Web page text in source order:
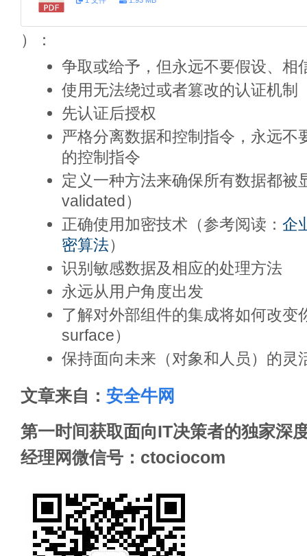
）：
争取或给予，但永远不要假设、相
使用无法绕过或者篡改的认证机制
先认证后授权
严格分离数据和控制指令，永远不
的控制指令
定义一种方法来确保所有数据都被
validated）
正确使用加密技术（参考阅读： 企
密算法）
识别敏感数据及相应的处理方法
永远从用户角度出发
了解对外部组件的集成将如何改变
surface）
保持面向未来（对象和人员）的灵
文章来自： 安全牛网
第一时间获取面向IT决策者的独家深
经理网微信号：ctociocom